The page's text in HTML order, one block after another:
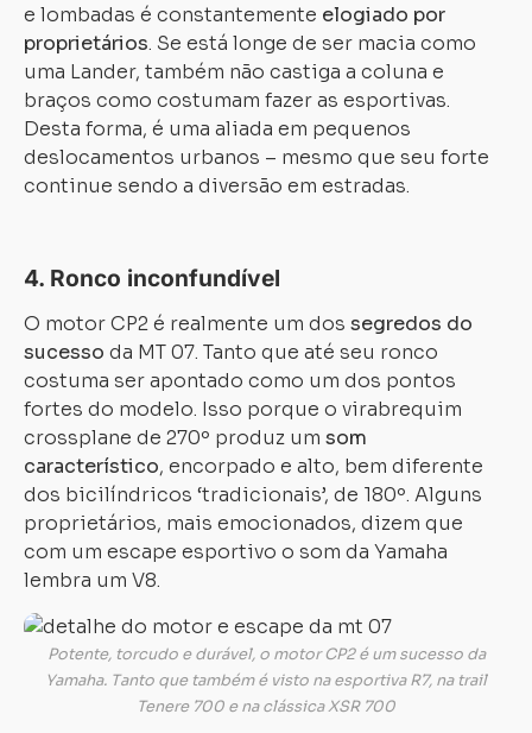
e lombadas é constantemente elogiado por
proprietários. Se está longe de ser macia como
uma Lander, também não castiga a coluna e
braços como costumam fazer as esportivas.
Desta forma, é uma aliada em pequenos
deslocamentos urbanos – mesmo que seu forte
continue sendo a diversão em estradas.
4. Ronco inconfundível
O motor CP2 é realmente um dos segredos do
sucesso da MT 07. Tanto que até seu ronco
costuma ser apontado como um dos pontos
fortes do modelo. Isso porque o virabrequim
crossplane de 270º produz um som
característico, encorpado e alto, bem diferente
dos bicilíndricos ‘tradicionais’, de 180º. Alguns
proprietários, mais emocionados, dizem que
com um escape esportivo o som da Yamaha
lembra um V8.
Potente, torcudo e durável, o motor CP2 é um sucesso da
Yamaha. Tanto que também é visto na esportiva R7, na trail
Tenere 700 e na clássica XSR 700